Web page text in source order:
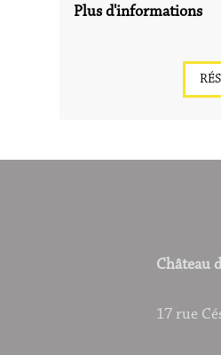
Plus d'informations
Château
17 rue